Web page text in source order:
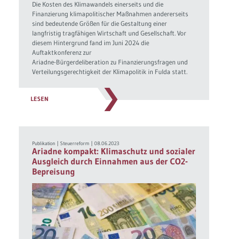
Die Kosten des Klimawandels einerseits und die
Finanzierung klimapolitischer Maßnahmen andererseits
sind bedeutende Größen für die Gestaltung einer
langfristig tragfähigen Wirtschaft und Gesellschaft. Vor
diesem Hintergrund fand im Juni 2024 die
Auftaktkonferenz zur
Ariadne-Bürgerdeliberation zu Finanzierungsfragen und
Verteilungsgerechtigkeit der Klimapolitik in Fulda statt.
LESEN
Publikation |Steuerreform |08.06.2023
Ariadne kompakt: Klimaschutz und sozialer
Ausgleich durch Einnahmen aus der CO2-
Bepreisung